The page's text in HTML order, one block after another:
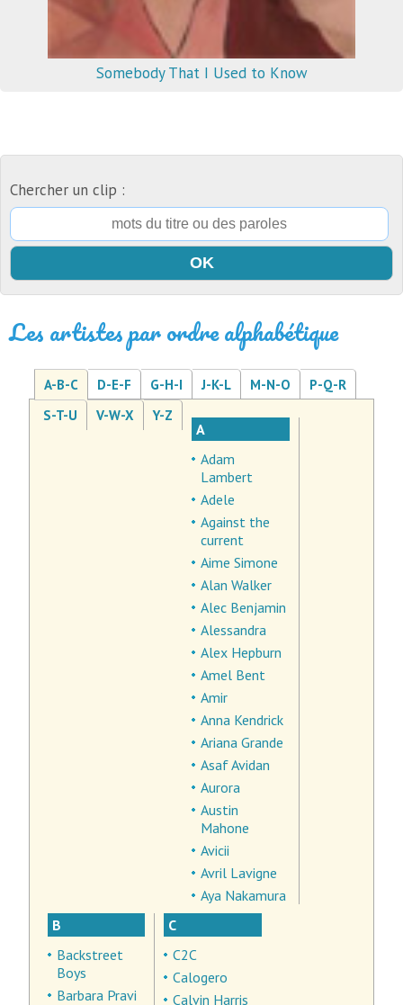
Somebody That I Used to Know
Chercher un clip :
Les artistes par ordre alphabétique
A-B-C D-E-F G-H-I J-K-L M-N-O
P-Q-R
S-T-U
V-W-X Y-Z
A
Adam
Lambert
Adele
Against the
current
Aime Simone
Alan Walker
Alec Benjamin
Alessandra
Alex Hepburn
Amel Bent
Amir
Anna Kendrick
Ariana Grande
Asaf Avidan
Aurora
Austin
Mahone
Avicii
Avril Lavigne
Aya Nakamura
B
Backstreet
Boys
Barbara Pravi
C
C2C
Calogero
Calvin Harris